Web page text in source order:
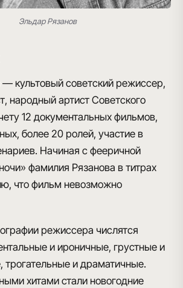
Эльдар Рязанов
культовый советский режиссер,
народный артист Советского
12 документальных фильмов,
более 20 ролей, участие в
Начиная с фееричной
фамилия Рязанова в титрах
что фильм невозможно
режиссера числятся
и ироничные, грустные и
трогательные и драматичные.
хитами стали новогодние